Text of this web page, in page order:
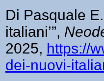
Di Pasquale
italiani’”,
2025, https://
dei-nuovi-